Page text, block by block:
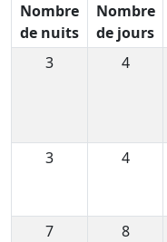
Nombre
de nuits
Nombre
de jours
3
4
3
4
7
8